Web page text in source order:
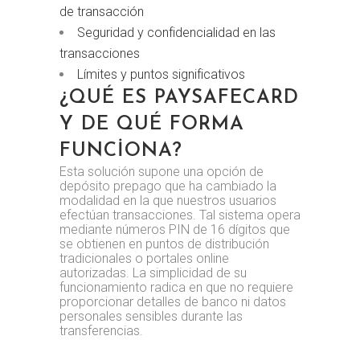
de transacción
Seguridad y confidencialidad en las
transacciones
Límites y puntos significativos
¿QUÉ ES PAYSAFECARD
Y DE QUÉ FORMA
FUNCIONA?
Esta solución supone una opción de
depósito prepago que ha cambiado la
modalidad en la que nuestros usuarios
efectúan transacciones. Tal sistema opera
mediante números PIN de 16 dígitos que
se obtienen en puntos de distribución
tradicionales o portales online
autorizadas. La simplicidad de su
funcionamiento radica en que no requiere
proporcionar detalles de banco ni datos
personales sensibles durante las
transferencias.